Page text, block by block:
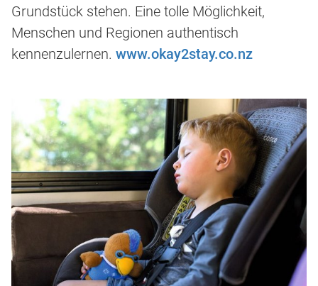
Grundstück stehen. Eine tolle Möglichkeit,
Menschen und Regionen authentisch
kennenzulernen. www.okay2stay.co.nz